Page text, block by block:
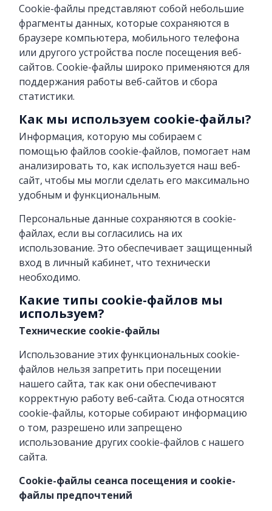
Cookie-файлы представляют собой небольшие
фрагменты данных, которые сохраняются в
браузере компьютера, мобильного телефона
или другого устройства после посещения веб-
сайтов. Cookie-файлы широко применяются для
поддержания работы веб-сайтов и сбора
статистики.
Как мы используем cookie-файлы?
Информация, которую мы собираем с
помощью файлов cookie-файлов, помогает нам
анализировать то, как используется наш веб-
сайт, чтобы мы могли сделать его максимально
удобным и функциональным.
Персональные данные сохраняются в cookie-
файлах, если вы согласились на их
использование. Это обеспечивает защищенный
вход в личный кабинет, что технически
необходимо.
Какие типы cookie-файлов мы
используем?
Технические cookie-файлы
Использование этих функциональных cookie-
файлов нельзя запретить при посещении
нашего сайта, так как они обеспечивают
корректную работу веб-сайта. Сюда относятся
cookie-файлы, которые собирают информацию
о том, разрешено или запрещено
использование других cookie-файлов с нашего
сайта.
Cookie-файлы сеанса посещения и cookie-
файлы предпочтений